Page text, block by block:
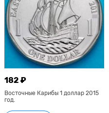
182 ₽
Восточные Карибы 1 доллар 2015
год.